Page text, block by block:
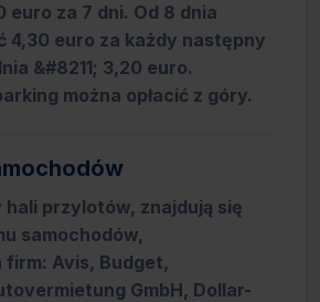
euro za 7 dni. Od 8 dnia
4,30 euro za każdy następny
&#8211; 3,20 euro.
można opłacić z góry.
przylotów, znajdują się
samochodów,
Avis, Budget,
GmbH, Dollar-